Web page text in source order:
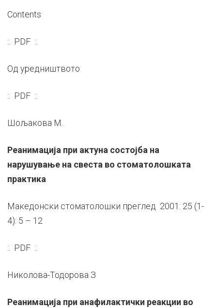
Contents
:. PDF :.
Од уредништвото
:. PDF :.
Шољакова М.
Реанимација при актуна состојба на
нарушување на свеста во стоматолошката
практика
Македонски стоматолошки преглед 2001: 25 (1-
4): 5 – 12
:. PDF :.
Николова-Тодорова З
Реанимација при анафилактички реакции во